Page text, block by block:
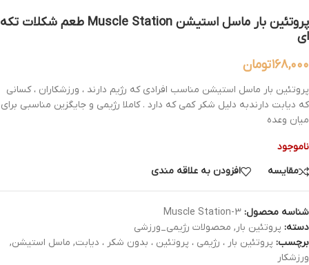
پروتئین‌ بار ماسل استیشن Muscle Station طعم شکلات تکه
ای
۱۶۸,۰۰۰تومان
پروتئین بار ماسل استیشن مناسب افرادی که رژیم دارند ، ورزشکاران ، کسانی
که دیابت دارندبه دلیل شکر کمی که دارد . کاملا رژیمی و جایگزین مناسبی برای
میان وعده
ناموجود
مقایسه
افزودن به علاقه مندی
شناسه محصول: Muscle Station-3
دسته: پروتئین بار , محصولات رژیمی_ورزشی
برچسب: پروتئین بار ، رژیمی ، پروتئین ، بدون شکر ، دیابت, ماسل استیشن,
ورزشکار